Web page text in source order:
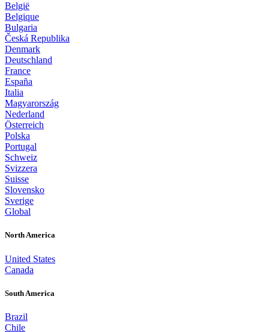
België
Belgique
Bulgaria
Česká Republika
Denmark
Deutschland
France
España
Italia
Magyarország
Nederland
Österreich
Polska
Portugal
Schweiz
Svizzera
Suisse
Slovensko
Sverige
Global
North America
United States
Canada
South America
Brazil
Chile